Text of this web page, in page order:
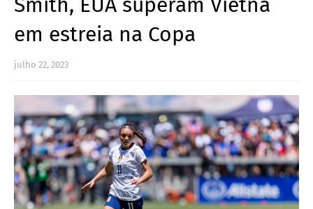
em estreia na Copa
julho 22, 2023